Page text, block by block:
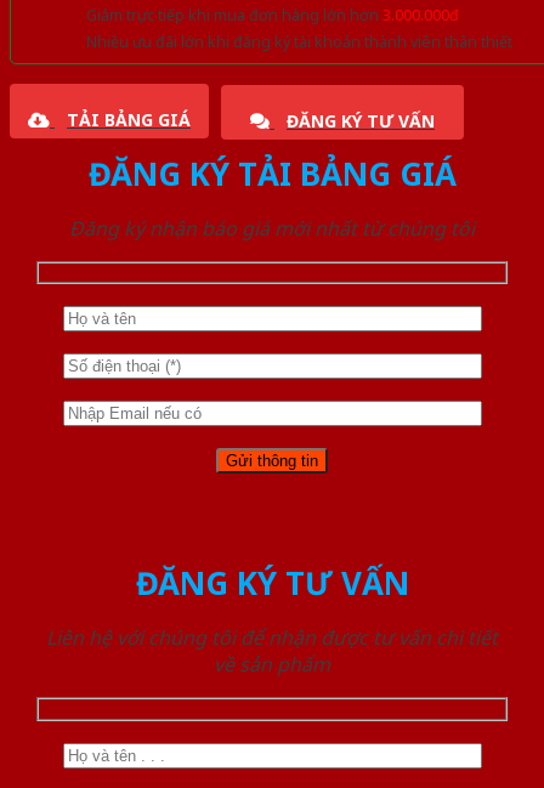
Giảm trực tiếp khi mua đơn hàng lớn hơn 3.000.000đ
Nhiều ưu đãi lớn khi đăng ký tài khoản thành viên thân thiết
TẢI BẢNG GIÁ ĐĂNG KÝ TƯ VẤN
ĐĂNG KÝ TẢI BẢNG GIÁ
Đăng ký nhận báo giá mới nhất từ chúng tôi
ĐĂNG KÝ TƯ VẤN
Liên hệ với chúng tôi để nhận được tư vấn chi tiết
về sản phẩm